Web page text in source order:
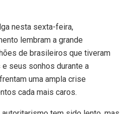
nesta sexta-feira,
lembram a grande
de brasileiros que tiveram
seus sonhos durante a
uma ampla crise
cada mais caros.